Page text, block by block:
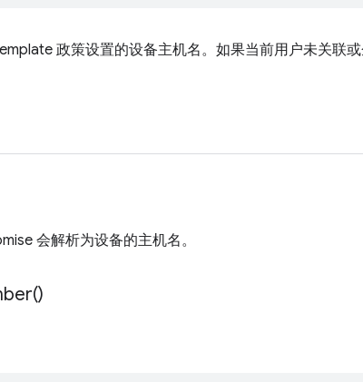
政策设置的设备主机名。如果当前用户未关联
会解析为设备的主机名。
)